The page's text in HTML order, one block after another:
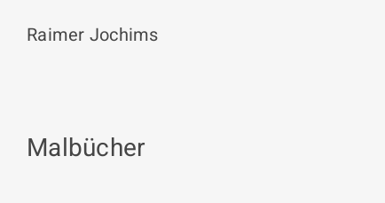
Raimer Jochims
Malbücher